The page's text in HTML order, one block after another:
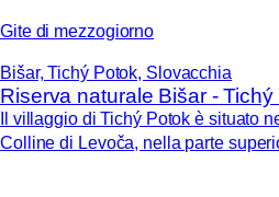
Gite di mezzogiorno
Bišar, Tichý Potok, Slovacchia
Riserva naturale Bišar - Tichý
Il villaggio di Tichý Potok è situato
Colline di Levoča, nella parte